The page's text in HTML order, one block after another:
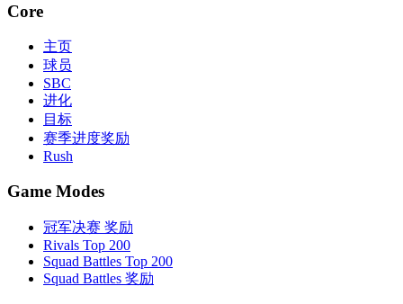
Core
主页
球员
SBC
进化
目标
赛季进度奖励
Rush
Game Modes
冠军决赛 奖励
Rivals Top 200
Squad Battles Top 200
Squad Battles 奖励